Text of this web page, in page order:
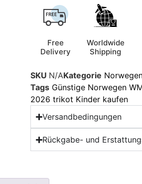
Free
Delivery
Worldwide
Shipping
SKU N/AKategorie
Tags Günstige Norwegen
2026 trikot Kinder kaufen
Versandbedingungen
Rückgabe- und